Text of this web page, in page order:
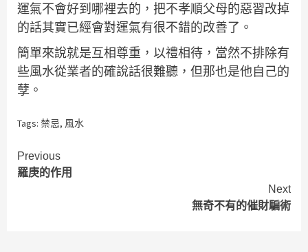
運氣不會好到哪裡去的，把不孝順父母的惡習改掉
的話其實已經會對運氣有很不錯的改善了。
簡單來說就是互相尊重，以禮相待，當然不排除有
些風水從業者的確說話很難聽，但那也是他自己的
孽。
Tags: 禁忌, 風水
Continue
Reading
Previous
羅庚的作用
Next
無奇不有的催財騙術